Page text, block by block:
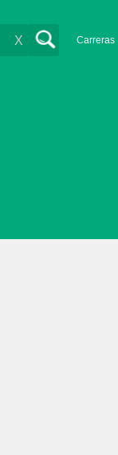
Carreras
X